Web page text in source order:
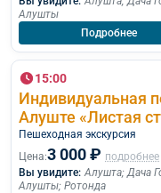
Алушты
Подробнее
15:00
Индивидуальная
Алуште «Листая
Пешеходная экскурcия
Цена:3 000 ₽ подробнее
Вы увидите: Алушта;Дача
Алушты; Ротонда